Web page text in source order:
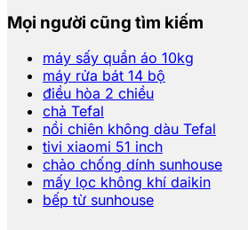
Mọi người cũng tìm kiếm
máy sấy quần áo 10kg
máy rửa bát 14 bộ
điều hòa 2 chiều
chả Tefal
nồi chiên không dàu Tefal
tivi xiaomi 51 inch
chảo chống dính sunhouse
mấy lọc không khí daikin
bếp từ sunhouse